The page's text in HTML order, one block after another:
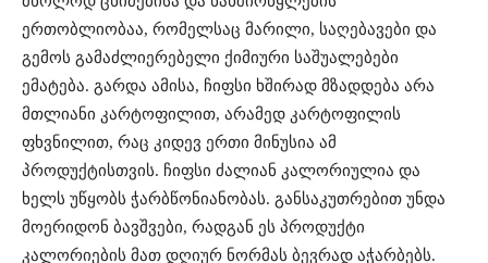
ერთობლიობაა, რომელსაც მარილი, საღებავები და
გემოს გამაძლიერებელი ქიმიური საშუალებები
ემატება. გარდა ამისა, ჩიფსი ხშირად მზადდება არა
მთლიანი კარტოფილით, არამედ კარტოფილის
ფხვნილით, რაც კიდევ ერთი მინუსია ამ
პროდუქტისთვის. ჩიფსი ძალიან კალორიულია და
ხელს უწყობს ჭარბწონიანობას. განსაკუთრებით უნდა
მოერიდონ ბავშვები, რადგან ეს პროდუქტი
კალორიების მათ დღიურ ნორმას ბევრად აჭარბებს.